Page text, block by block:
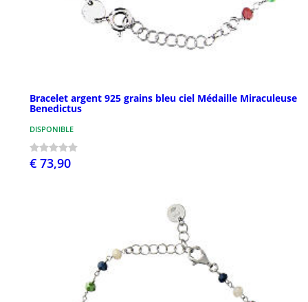
Bracelet argent 925 grains bleu ciel Médaille Miraculeuse
Benedictus
DISPONIBLE
€ 73,90